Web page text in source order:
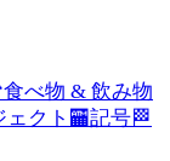
食べ物 & 飲み物
ェクト 🏧記号🏁